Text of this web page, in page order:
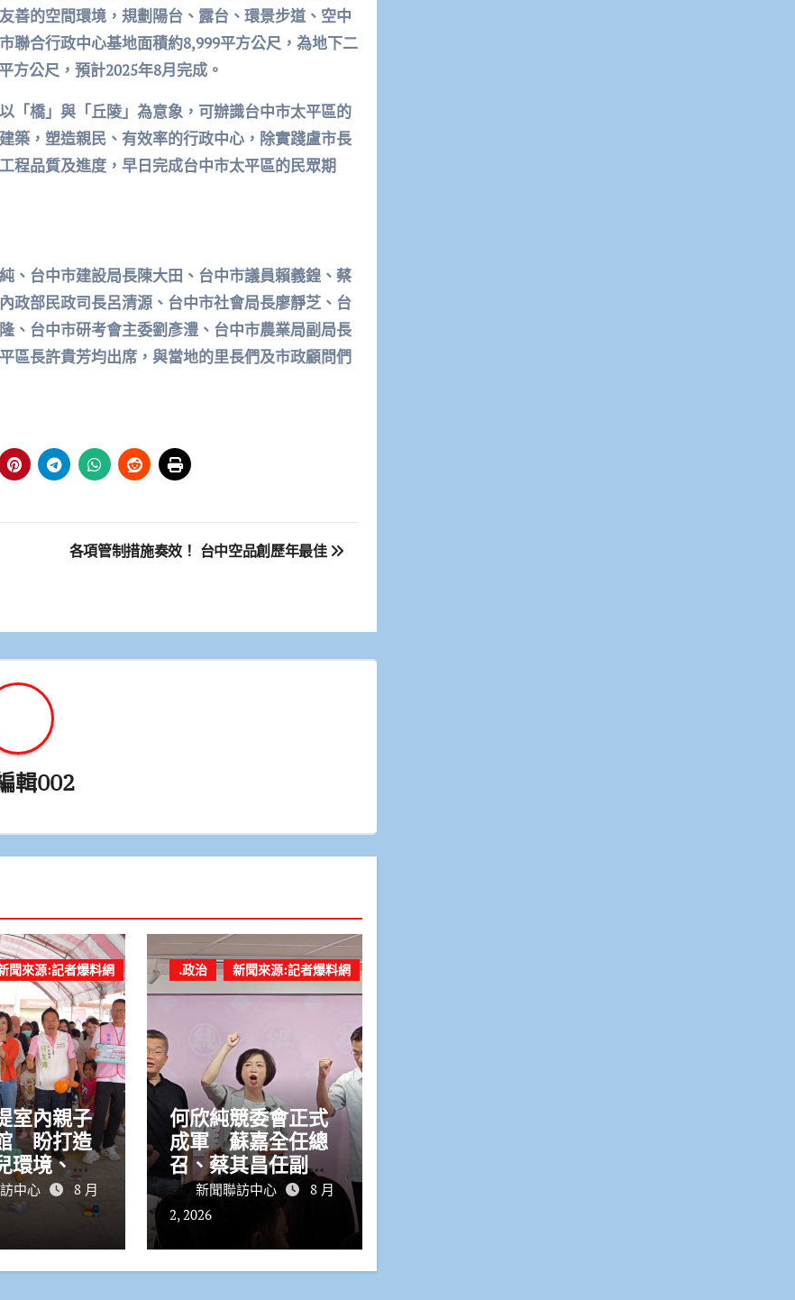
善的空間環境，規劃陽台、露台、環景步道、空中
聯合行政中心基地面積約8,999平方公尺，為地下二
方公尺，預計2025年8月完成。
「橋」與「丘陵」為意象，可辦識台中市太平區的
築，塑造親民、有效率的行政中心，除實踐盧市長
程品質及進度，早日完成台中市太平區的民眾期
、台中市建設局長陳大田、台中市議員賴義鍠、蔡
政部民政司長呂清源、台中市社會局長廖靜芝、台
、台中市研考會主委劉彥澧、台中市農業局副局長
區長許貴芳均出席，與當地的里長們及市政顧問們
各項管制措施奏效！ 台中空品創歷年最佳
輯002
聞來源:記者爆料網
室內親子
盼打造
環境、回
活需求
中心
8 月
.政治 新聞來源:記者爆料網
何欣純競委會正式
成軍 蘇嘉全任總
召、蔡其昌任副召
集人力拚台中市長
勝選
新聞聯訪中心
8 月
2, 2026